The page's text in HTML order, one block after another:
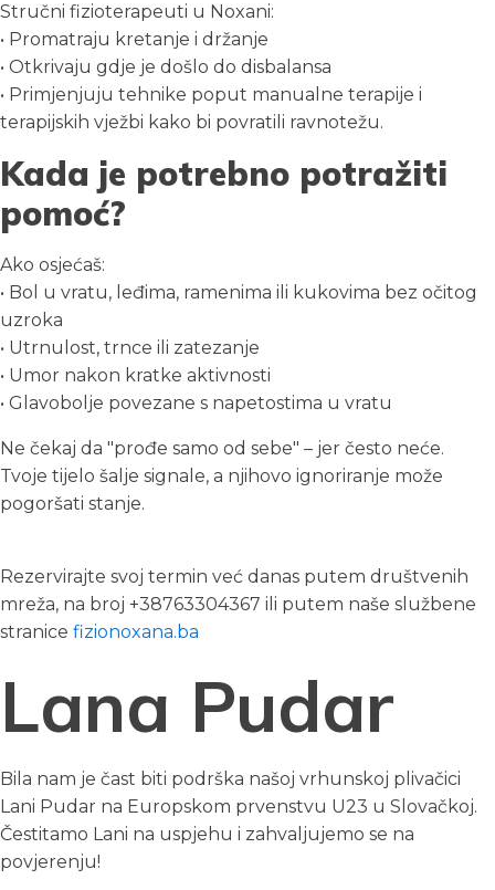
Stručni fizioterapeuti u Noxani:
• Promatraju kretanje i držanje
• Otkrivaju gdje je došlo do disbalansa
• Primjenjuju tehnike poput manualne terapije i
terapijskih vježbi kako bi povratili ravnotežu.
Kada je potrebno potražiti
pomoć?
Ako osjećaš:
• Bol u vratu, leđima, ramenima ili kukovima bez očitog
uzroka
• Utrnulost, trnce ili zatezanje
• Umor nakon kratke aktivnosti
• Glavobolje povezane s napetostima u vratu
Ne čekaj da "prođe samo od sebe" – jer često neće.
Tvoje tijelo šalje signale, a njihovo ignoriranje može
pogoršati stanje.
Rezervirajte svoj termin već danas putem društvenih
mreža, na broj +38763304367 ili putem naše službene
stranice fizionoxana.ba
Lana Pudar
Bila nam je čast biti podrška našoj vrhunskoj plivačici
Lani Pudar na Europskom prvenstvu U23 u Slovačkoj.
Čestitamo Lani na uspjehu i zahvaljujemo se na
povjerenju!